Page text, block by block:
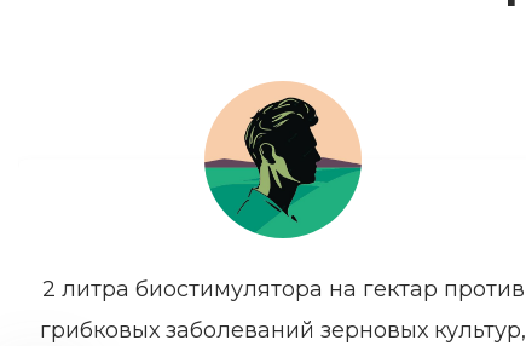
2 литра биостимулятора на гектар против
грибковых заболеваний зерновых культур,